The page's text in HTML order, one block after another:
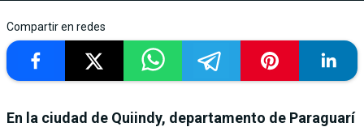
Compartir en redes
En la ciudad de Quiindy, departamento de Paraguarí